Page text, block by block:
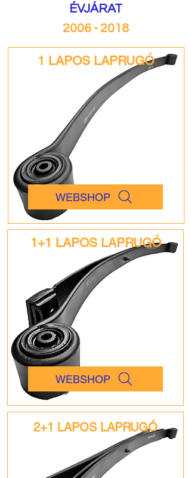
ÉVJÁRAT
2006 - 2018
1 LAPOS LAPRUGÓ
WEBSHOP
1+1 LAPOS LAPRUGÓ
WEBSHOP
2+1 LAPOS LAPRUGÓ